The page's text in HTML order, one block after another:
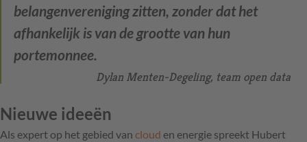
belangenvereniging zitten, zonder dat het
afhankelijk is van de grootte van hun
portemonnee.
Dylan Menten-Degeling, team open data
Nieuwe ideeën
Als expert op het gebied van cloud en energie spreekt Hubert